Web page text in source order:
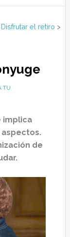
Disfrutar el retiro >
TU
implica
aspectos.
de